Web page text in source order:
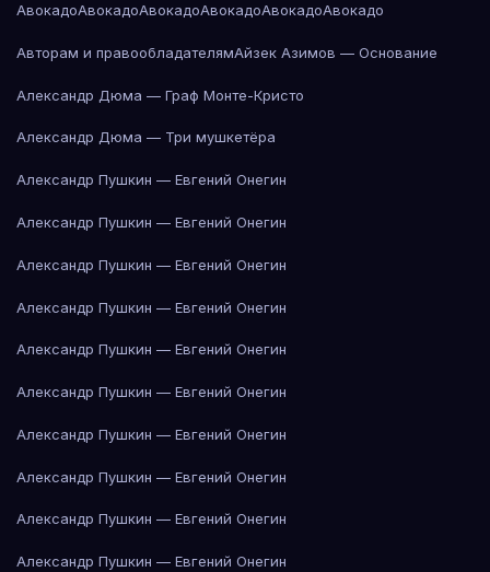
АвокадоАвокадоАвокадоАвокадоАвокадоАвокадо
Авторам и правообладателямАйзек Азимов — Основание
Александр Дюма — Граф Монте-Кристо
Александр Дюма — Три мушкетёра
Александр Пушкин — Евгений Онегин
Александр Пушкин — Евгений Онегин
Александр Пушкин — Евгений Онегин
Александр Пушкин — Евгений Онегин
Александр Пушкин — Евгений Онегин
Александр Пушкин — Евгений Онегин
Александр Пушкин — Евгений Онегин
Александр Пушкин — Евгений Онегин
Александр Пушкин — Евгений Онегин
Александр Пушкин — Евгений Онегин